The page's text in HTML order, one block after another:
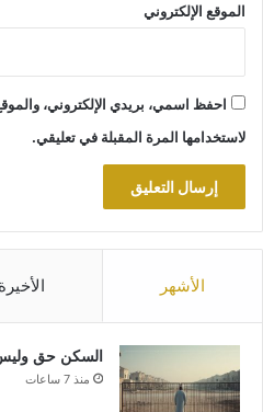
الموقع الإلكتروني
احفظ اسمي، بريدي الإلكتروني،
لاستخدامها المرة المقبلة في تعليقي.
الأشهر الأخيرة
السكن حق وليس
منذ 7 ساعات